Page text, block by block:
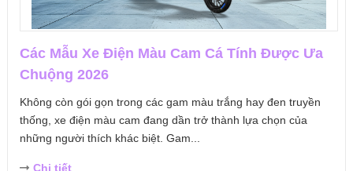
Các Mẫu Xe Điện Màu Cam Cá Tính Được Ưa
Chuộng 2026
Không còn gói gọn trong các gam màu trắng hay đen truyền
thống, xe điện màu cam đang dần trở thành lựa chọn của
những người thích khác biệt. Gam...
Chi tiết